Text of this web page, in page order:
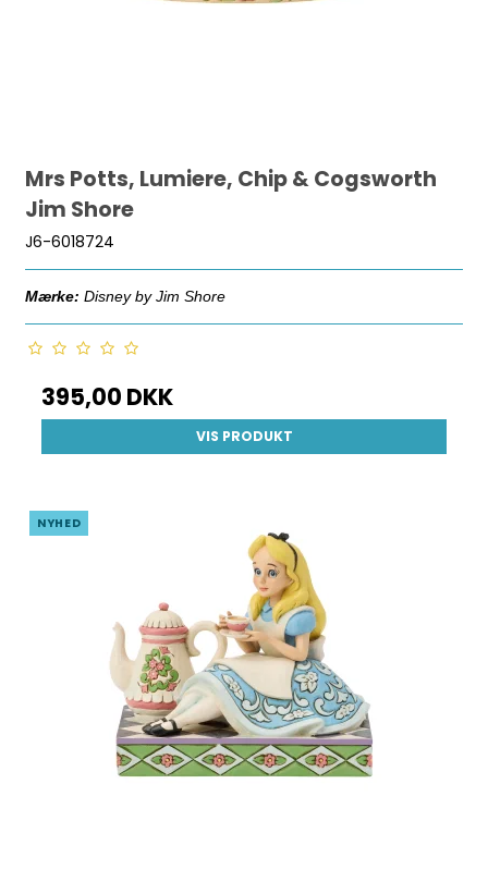
Mrs Potts, Lumiere, Chip & Cogsworth
Jim Shore
J6-6018724
Mærke: Disney by Jim Shore
395,00 DKK
VIS PRODUKT
NYHED